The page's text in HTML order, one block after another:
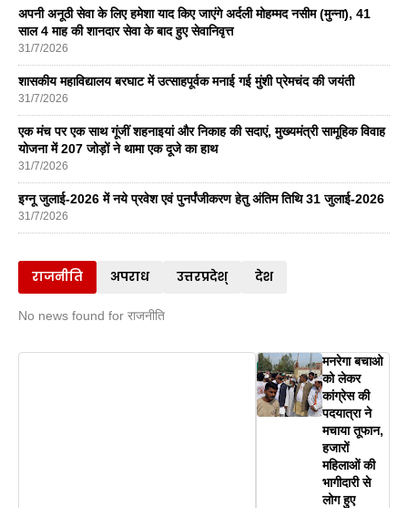
अपनी अनूठी सेवा के लिए हमेशा याद किए जाएंगे अर्दली मोहम्मद नसीम (मुन्ना), 41
साल 4 माह की शानदार सेवा के बाद हुए सेवानिवृत्त
31/7/2026
शासकीय महाविद्यालय बरघाट में उत्साहपूर्वक मनाई गई मुंशी प्रेमचंद की जयंती
31/7/2026
एक मंच पर एक साथ गूंजीं शहनाइयां और निकाह की सदाएं, मुख्यमंत्री सामूहिक विवाह
योजना में 207 जोड़ों ने थामा एक दूजे का हाथ
31/7/2026
इग्नू जुलाई-2026 में नये प्रवेश एवं पुनर्पंजीकरण हेतु अंतिम तिथि 31 जुलाई-2026
31/7/2026
राजनीति अपराध उत्तरप्रदेश् देश
No news found for राजनीति
मनरेगा बचाओ
को लेकर
कांग्रेस की
पदयात्रा ने
मचाया तूफान,
हजारों
महिलाओं की
भागीदारी से
लोग हुए